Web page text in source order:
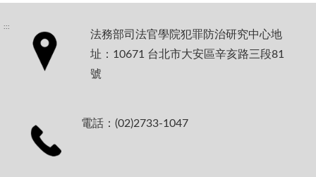
:::
法務部司法官學院犯罪防治研究中心地
址：10671 台北市大安區辛亥路三段81
號
電話：(02)2733-1047